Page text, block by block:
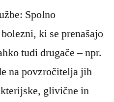
Spolno
ki se prenašajo
tudi drugače – npr.
na povzročitelja jih
glivične in